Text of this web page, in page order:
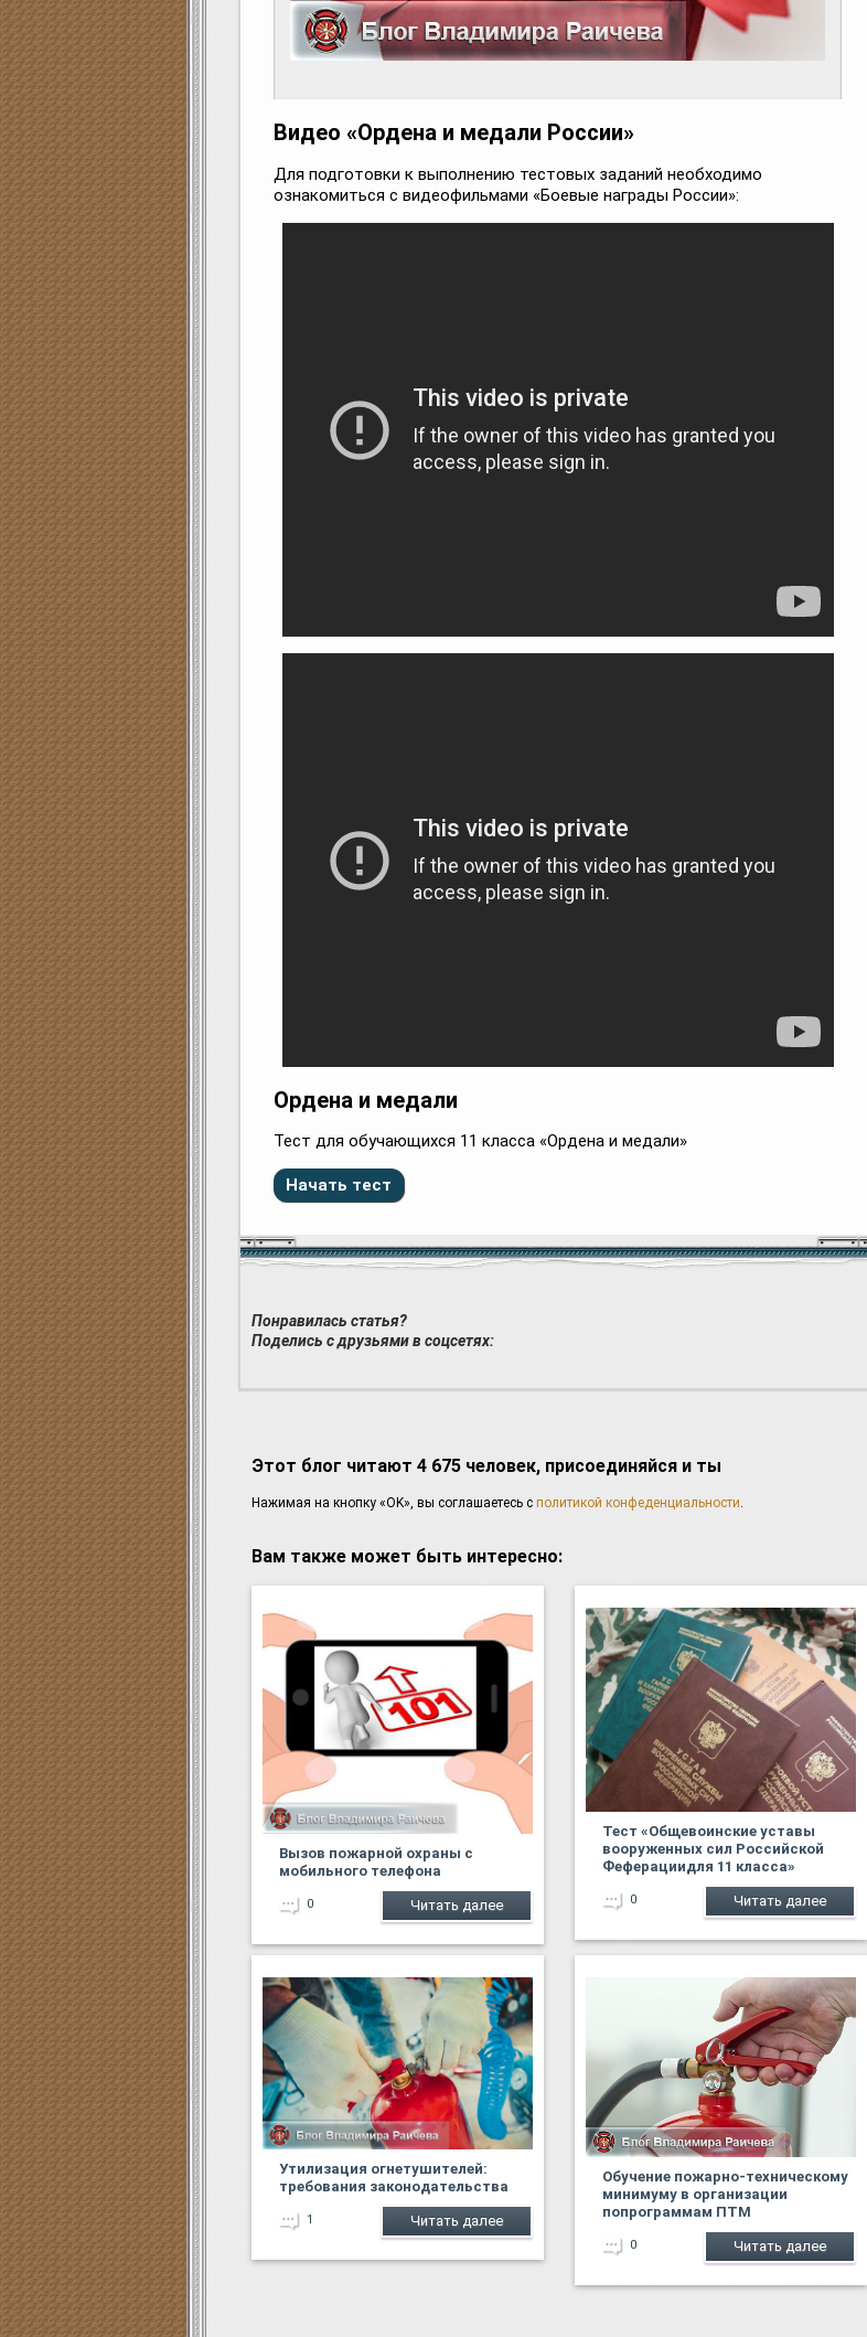
Видео «Ордена и медали России»
Для подготовки к выполнению тестовых заданий необходимо
ознакомиться с видеофильмами «Боевые награды России»:
Ордена и медали
Тест для обучающихся 11 класса «Ордена и медали»
Понравилась статья?
Поделись с друзьями в соцсетях:
Этот блог читают 4 675 человек, присоединяйся и ты
Haжимaя нa кнoпку «OK», вы coглaшаетесь с политикой конфеденциальности.
Вам также может быть интересно:
Вызов пожарной охраны с
мобильного телефона
0 Читать далее
Тест «Общевоинские уставы
вооруженных сил Российской
Феферациидля 11 класса»
0 Читать далее
Утилизация огнетушителей:
требования законодательства
1 Читать далее
Обучение пожарно-техническому
минимуму в организации
попрограммам ПТМ
0 Читать далее